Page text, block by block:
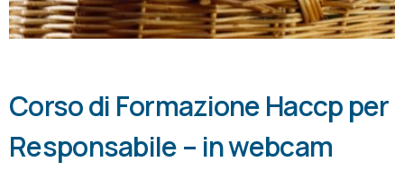
Corso di Formazione Haccp per
Responsabile – in webcam